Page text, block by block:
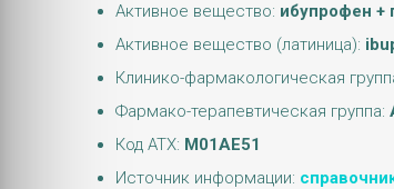
Активное вещество: ибупрофен +
Активное вещество (латиница):
Клинико-фармакологическая
Фармако-терапевтическая группа:
Код АТХ: M01AE51
Источник информации: